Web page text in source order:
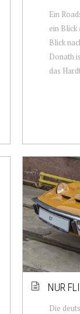
Ein
ein Blick
Blick
Donath
das
NUR
Die